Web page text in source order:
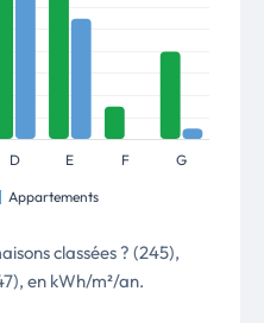
classées ? (245),
en kWh/m²/an.